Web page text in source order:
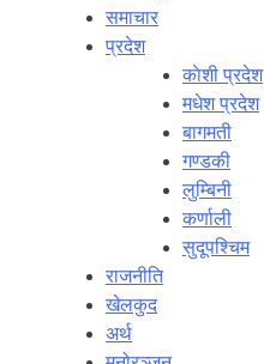
समाचार
प्रदेश
काेशी प्रदेश
मधेश प्रदेश
बागमती
गण्डकी
लुम्बिनी
कर्णाली
सुदूपश्‍चिम
राजनीति
खेलकुद
अर्थ